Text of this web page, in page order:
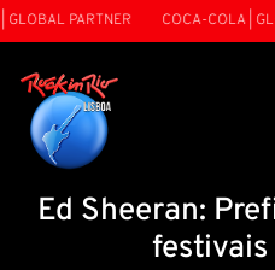
PARTNER COCA-COLA |
Ed Sheeran: